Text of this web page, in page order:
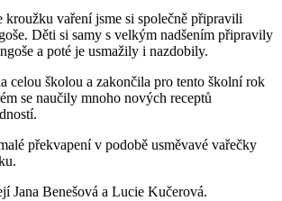
kroužku vaření jsme si společně připravili
Děti si samy s velkým nadšením připravily
a poté je usmažily i nazdobily.
celou školou a zakončila pro tento školní rok
se naučily mnoho nových receptů
překvapení v podobě usměvavé vařečky
Jana Benešová a Lucie Kučerová.